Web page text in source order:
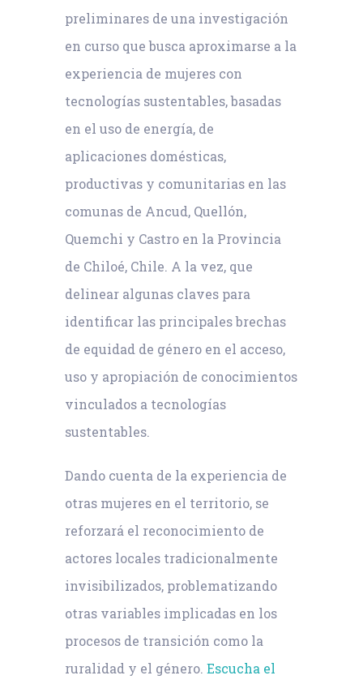
preliminares de una investigación
en curso que busca aproximarse a la
experiencia de mujeres con
tecnologías sustentables, basadas
en el uso de energía, de
aplicaciones domésticas,
productivas y comunitarias en las
comunas de Ancud, Quellón,
Quemchi y Castro en la Provincia
de Chiloé, Chile. A la vez, que
delinear algunas claves para
identificar las principales brechas
de equidad de género en el acceso,
uso y apropiación de conocimientos
vinculados a tecnologías
sustentables.
Dando cuenta de la experiencia de
otras mujeres en el territorio, se
reforzará el reconocimiento de
actores locales tradicionalmente
invisibilizados, problematizando
otras variables implicadas en los
procesos de transición como la
ruralidad y el género. Escucha el